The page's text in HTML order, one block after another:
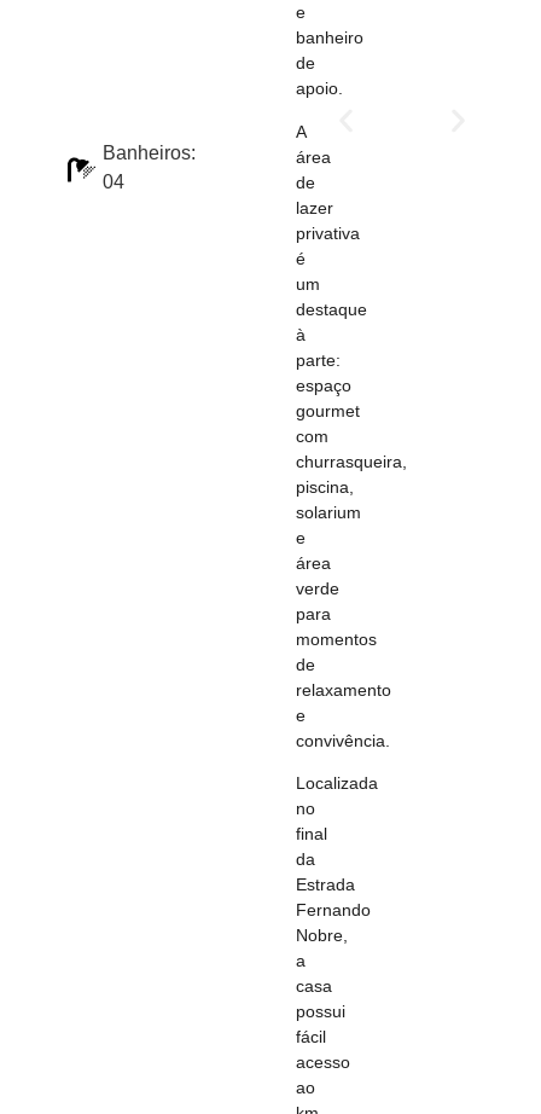
Banheiros:
04
e
banheiro
de
apoio.
A
área
de
lazer
privativa
é
um
destaque
à
parte:
espaço
gourmet
com
churrasqueira,
piscina,
solarium
e
área
verde
para
momentos
de
relaxamento
e
convivência.
Localizada
no
final
da
Estrada
Fernando
Nobre,
a
casa
possui
fácil
acesso
ao